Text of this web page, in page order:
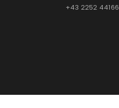
+43 2252 44166